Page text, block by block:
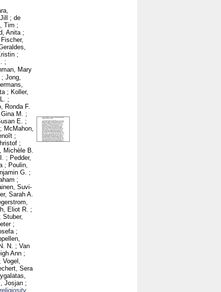
; de
Tim ;
Anita ;
Fischer,
;
;
Mary
; Jong,
; Koller,
;
Ronda F.
M.
;
E.
;
; McMahon,
;
;
Michèle B.
; Pedder,
; Poulin,
G. ;
;
Suvi-
Sarah A.
Eliot R. ;
; Stuber,
;
;
N. ; Van
Ann ;
; Vogel,
Sera
Josjan ;